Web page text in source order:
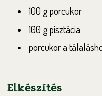
100 g porcukor
100 g pisztácia
porcukor a
Elkészítés